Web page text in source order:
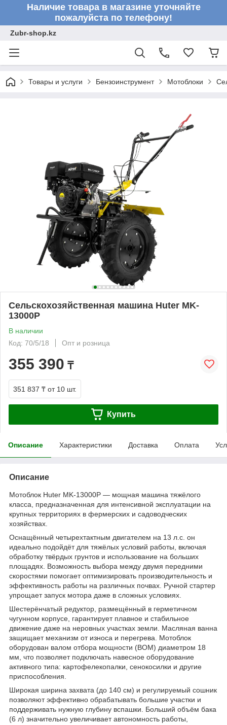
Наличие товара в магазине уточняйте
пожалуйста по телефону!
Zubr-shop.kz
Товары и услуги Бензоинструмент Мотоблоки
Сельскохозяйственная машина Huter MK-
13000P
В наличии
Код: 70/5/18
Опт и розница
355 390 ₸
351 837 ₸ от 10 шт.
Купить
Описание Характеристики Доставка Оплата
Описание
Мотоблок Huter MK-13000P — мощная машина тяжёлого
класса, предназначенная для интенсивной эксплуатации на
крупных территориях в фермерских и садоводческих
хозяйствах.
Оснащённый четырехтактным двигателем на 13 л.с. он
идеально подойдёт для тяжёлых условий работы, включая
обработку твёрдых грунтов и использование на больших
площадях. Возможность выбора между двумя передними
скоростями помогает оптимизировать производительность и
эффективность работы на различных почвах. Ручной стартер
упрощает запуск мотора даже в сложных условиях.
Шестерёнчатый редуктор, размещённый в герметичном
чугунном корпусе, гарантирует плавное и стабильное
движение даже на неровных участках земли. Масляная ванна
защищает механизм от износа и перегрева. Мотоблок
оборудован валом отбора мощности (ВОМ) диаметром 18
мм, что позволяет подключать навесное оборудование
активного типа: картофелекопалки, сенокосилки и другие
приспособления.
Широкая ширина захвата (до 140 см) и регулируемый сошник
позволяют эффективно обрабатывать большие участки и
поддерживать нужную глубину вспашки. Больший объём бака
(6 л) значительно увеличивает автономность работы,